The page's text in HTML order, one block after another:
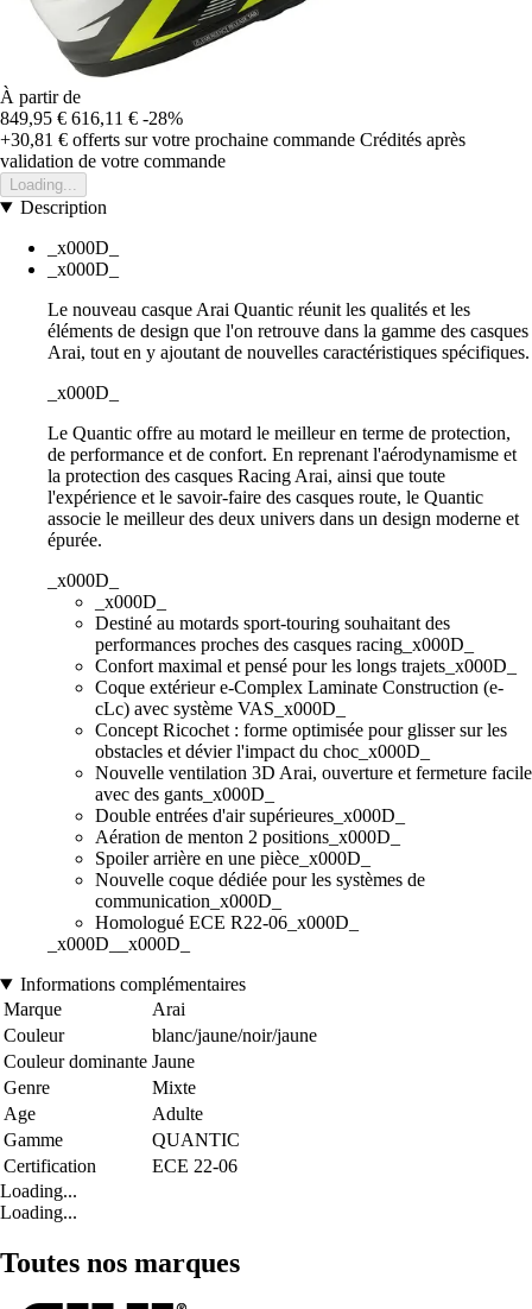
À partir de
849,95 € 616,11 € -28%
+30,81 € offerts sur votre prochaine commande Crédités après
validation de votre commande
Loading...
Description
_x000D_
_x000D_
Le nouveau casque Arai Quantic réunit les qualités et les
éléments de design que l'on retrouve dans la gamme des casques
Arai, tout en y ajoutant de nouvelles caractéristiques spécifiques.
_x000D_
Le Quantic offre au motard le meilleur en terme de protection,
de performance et de confort. En reprenant l'aérodynamisme et
la protection des casques Racing Arai, ainsi que toute
l'expérience et le savoir-faire des casques route, le Quantic
associe le meilleur des deux univers dans un design moderne et
épurée.
_x000D_
_x000D_
Destiné au motards sport-touring souhaitant des
performances proches des casques racing_x000D_
Confort maximal et pensé pour les longs trajets_x000D_
Coque extérieur e-Complex Laminate Construction (e-
cLc) avec système VAS_x000D_
Concept Ricochet : forme optimisée pour glisser sur les
obstacles et dévier l'impact du choc_x000D_
Nouvelle ventilation 3D Arai, ouverture et fermeture facile
avec des gants_x000D_
Double entrées d'air supérieures_x000D_
Aération de menton 2 positions_x000D_
Spoiler arrière en une pièce_x000D_
Nouvelle coque dédiée pour les systèmes de
communication_x000D_
Homologué ECE R22-06_x000D_
_x000D__x000D_
Informations complémentaires
Marque
Arai
Couleur
blanc/jaune/noir/jaune
Couleur dominante Jaune
Genre
Mixte
Age
Adulte
Gamme
QUANTIC
Certification
ECE 22-06
Loading...
Loading...
Toutes nos marques